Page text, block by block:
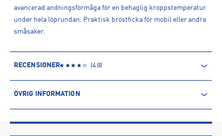
avancerad andningsförmåga för en behaglig kroppstemperatur
under hela löprundan. Praktisk bröstficka för mobil eller andra
småsaker.
RECENSIONER (4.0)
ÖVRIG INFORMATION
Produktnummer: 1543020
Leverantörens produktnummer: 2012C753